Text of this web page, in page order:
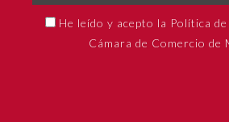
He leído y acepto la Política
Cámara de Comercio de